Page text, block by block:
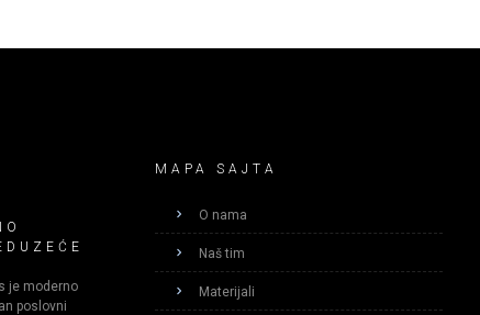
je moderno
poslovni
MAPA SAJTA
O nama
Naš tim
Materijali